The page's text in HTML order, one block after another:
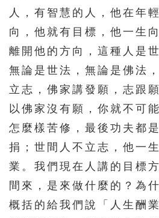
人，有智慧的人，他在年
向，他就有目標，他一生
離開他的方向，這種人是
無論是世法，無論是佛法
立志，佛家講發願，志跟
以佛家沒有願，你就不可
怎麼樣苦修，最後功夫都
捐；世間人不立志，他一
業。我們現在人講的目標
間來，是來做什麼的？為
概括的給我們說「人生酬